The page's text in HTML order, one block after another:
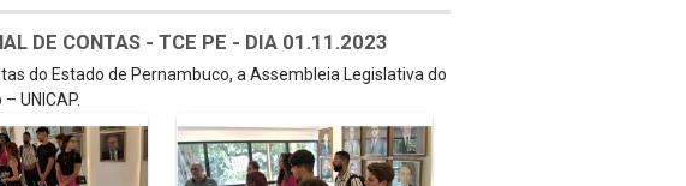
DE CONTAS - TCE PE - DIA 01.11.2023
do Estado de Pernambuco, a Assembleia Legislativa do
UNICAP.